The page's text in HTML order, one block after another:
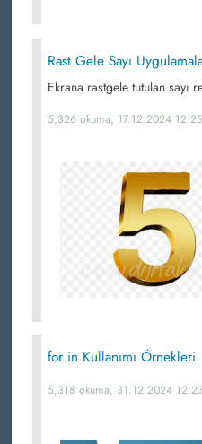
Rast Gele Sayı
Ekrana rastgele tutulan sayı
5,326 okuma, 17.12.2024 12:25
for in Kullanımı Örnekleri
5,318 okuma, 31.12.2024 12:23